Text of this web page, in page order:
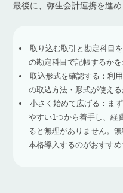
最後に、弥生会計連携を進
取り込む取引と勘定科目
の勘定科目で記帳するかを
取込形式を確認する：利
の取込方法・形式が使える
小さく始めて広げる：ま
やすい1つから着手し、経
ると無理がありません。
本格導入するのがおすすめ